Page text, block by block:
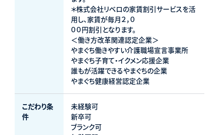
＊株式会社リベロの家賃割引サービスを活
用し、家賃が毎月２，０
００円割引となります。
＜働き方改革関連認定企業＞
やまぐち働きやすい介護職場宣言事業所
やまぐち子育て・イクメン応援企業
誰もが活躍できるやまぐちの企業
やまぐち健康経営認定企業
こだわり条
件
未経験可
新卒可
ブランク可